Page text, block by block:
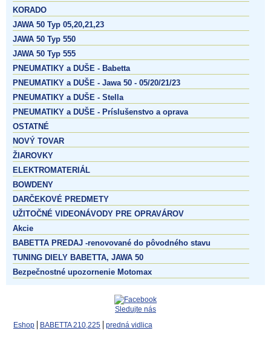
KORADO
JAWA 50 Typ 05,20,21,23
JAWA 50 Typ 550
JAWA 50 Typ 555
PNEUMATIKY a DUŠE - Babetta
PNEUMATIKY a DUŠE - Jawa 50 - 05/20/21/23
PNEUMATIKY a DUŠE - Stella
PNEUMATIKY a DUŠE - Príslušenstvo a oprava
OSTATNÉ
NOVÝ TOVAR
ŽIAROVKY
ELEKTROMATERIÁL
BOWDENY
DARČEKOVÉ PREDMETY
UŽITOČNÉ VIDEONÁVODY PRE OPRAVÁROV
Akcie
BABETTA PREDAJ -renovované do pôvodného stavu
TUNING DIELY BABETTA, JAWA 50
Bezpečnostné upozornenie Motomax
Sledujte nás
Eshop
BABETTA 210,225 predná vidlica